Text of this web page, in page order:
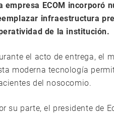
empresa ECOM incorporó
infraestructura
de la institución.
el acto de entrega, el
moderna tecnología
del nosocomio.
su parte, el presidente de